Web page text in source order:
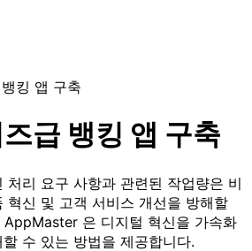
킹 앱 구축
급 뱅킹 앱 구축
처리 요구 사항과 관련된 작업량은 비
혁신 및 고객 서비스 개선을 방해할
AppMaster 은 디지털 혁신을 가속화
수 있는 방법을 제공합니다.